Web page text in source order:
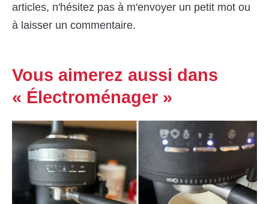
articles, n'hésitez pas à m'envoyer un petit mot ou
à laisser un commentaire.
Vous aimerez aussi dans
« Électroménager »